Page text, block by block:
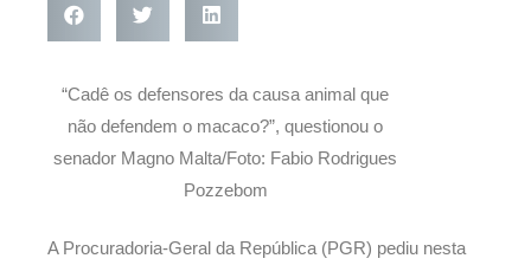
“Cadê os defensores da causa animal que
não defendem o macaco?”, questionou o
senador Magno Malta/Foto: Fabio Rodrigues
Pozzebom
A Procuradoria-Geral da República (PGR) pediu nesta